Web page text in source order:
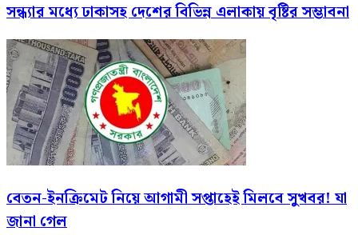
সন্ধ্যার মধ্যে ঢাকাসহ দেশের বিভিন্ন এলাকায় বৃষ্টির সম্ভাবনা
বেতন-ইনক্রিমেট নিয়ে আগামী সপ্তাহেই মিলবে সুখবর! যা
জানা গেল